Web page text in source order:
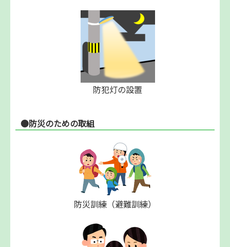
防犯灯の設置
●防災のための取組
防災訓練（避難訓練）